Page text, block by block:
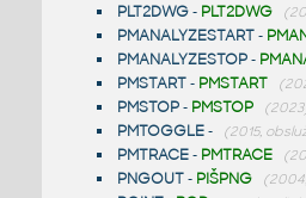
PLT2DWG- PLT2DWG
PMANALYZESTART-
PMANALYZESTOP-
PMSTART- PMSTART
PMSTOP- PMSTOP
PMTOGGLE- (2015,
PMTRACE- PMTRACE
PNGOUT- PIŠPNG